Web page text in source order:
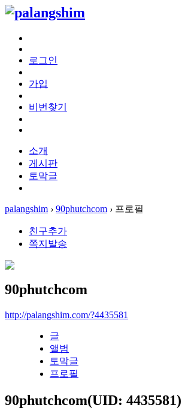
로그인
가입
비번찾기
소개
게시판
토막글
palangshim › 90phutchcom › 프로필
친구추가
쪽지발송
90phutchcom
http://palangshim.com/?4435581
글
앨범
토막글
프로필
90phutchcom(UID: 4435581)